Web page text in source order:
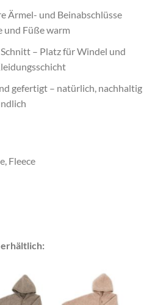
Ärmel- und Beinabschlüsse
und Füße warm
– Platz für Windel und
gefertigt – natürlich, nachhaltig
Fleece